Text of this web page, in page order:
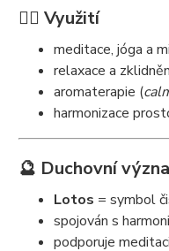
🧘‍♀️ Využití
meditace, jóga a
relaxace a
aromaterapie (
harmonizace
🔮 Duchovní
Lotos = symbol
spojován s
podporuje